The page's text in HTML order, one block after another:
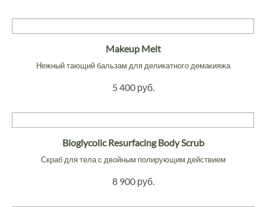
Makeup Melt
Нежный тающий бальзам для деликатного демакияжа
5 400 руб.
Bioglycolic Resurfacing Body Scrub
Скраб для тела с двойным полирующим действием
8 900 руб.